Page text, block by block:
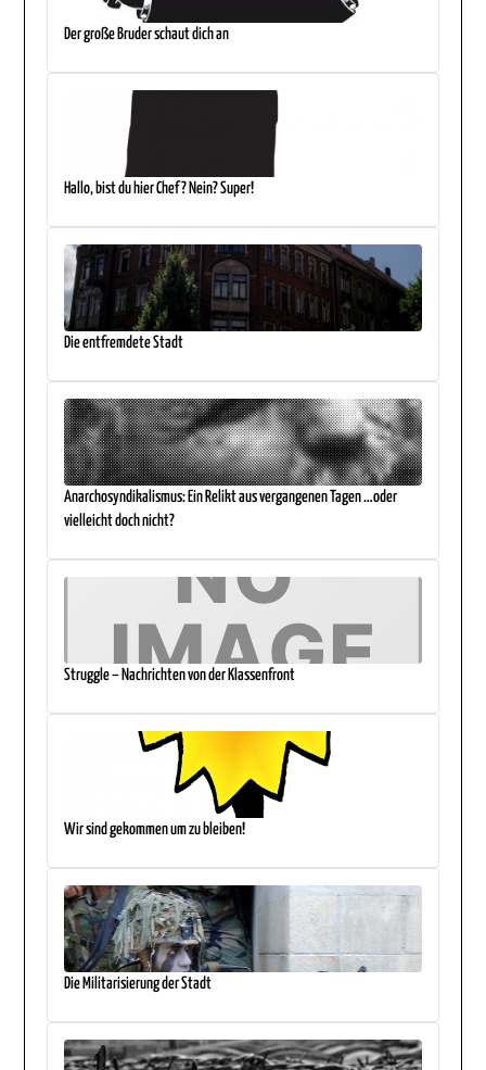
Der große Bruder schaut dich an
Hallo, bist du hier Chef? Nein? Super!
Die entfremdete Stadt
Anarchosyndikalismus: Ein Relikt aus vergangenen Tagen …oder
vielleicht doch nicht?
Struggle – Nachrichten von der Klassenfront
Wir sind gekommen um zu bleiben!
Die Militarisierung der Stadt